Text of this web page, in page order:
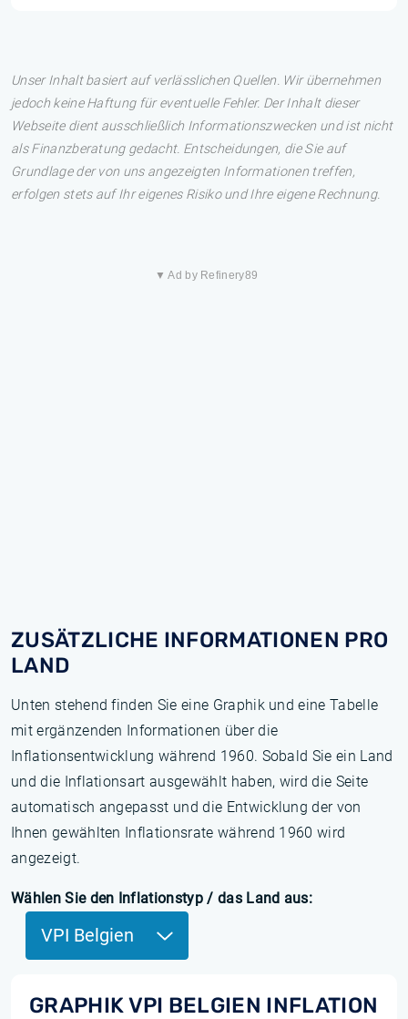
Unser Inhalt basiert auf verlässlichen Quellen. Wir übernehmen
jedoch keine Haftung für eventuelle Fehler. Der Inhalt dieser
Webseite dient ausschließlich Informationszwecken und ist nicht
als Finanzberatung gedacht. Entscheidungen, die Sie auf
Grundlage der von uns angezeigten Informationen treffen,
erfolgen stets auf Ihr eigenes Risiko und Ihre eigene Rechnung.
▼ Ad by Refinery89
ZUSÄTZLICHE INFORMATIONEN PRO
LAND
Unten stehend finden Sie eine Graphik und eine Tabelle
mit ergänzenden Informationen über die
Inflationsentwicklung während 1960. Sobald Sie ein Land
und die Inflationsart ausgewählt haben, wird die Seite
automatisch angepasst und die Entwicklung der von
Ihnen gewählten Inflationsrate während 1960 wird
angezeigt.
Wählen Sie den Inflationstyp / das Land aus:
VPI Belgien
GRAPHIK VPI BELGIEN INFLATION